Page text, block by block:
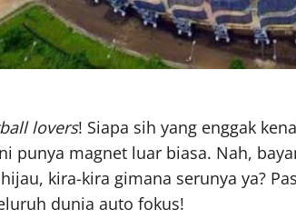
lovers! Siapa sih yang enggak
punya magnet luar biasa. Nah,
kira-kira gimana serunya ya?
dunia auto fokus!